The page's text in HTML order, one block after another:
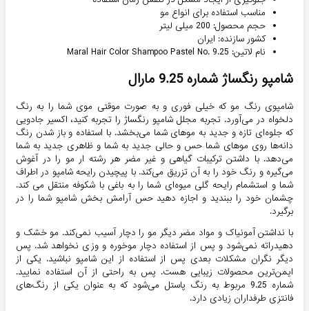
مناسب استفاده برای انواع مو
حجم محصول: 200 میلی لیتر
کشور سازنده: ایران
نام لاتین: Maral Hair Color Shampoo Pastel No. 9.25
شامپو رنگساژ شماره 9.25 مارال
شامپوی رنگ مو که خیلی فوری و به صورت موقتی موی شما را به رنگ
دلخواه در می‌آورد. تجربه مجلل شامپو رنگساژ را تجربه کنید، اکسیر جادویی
که جلوه‌ای تازه و جدید به موهای شما می‌بخشد. با استفاده و باز شدن رنگ
دانه‌ها روی موهای شما حس و حالی جدید به شما و ظاهری جدید به شما
می‌دهد. با داشتن ترکیبات گیاهی و غیر مضر هر رشته ار مو را در آغوش
می‌گیره و رنگ خود را به آن تزریق می‌کند. با پیچیدن رایحه شامپو در اطراف
شما و استشمام رایحه گلی میوه‌ای شما را به باغی با شکوفه منتقل می کند.
چشمان خود را ببندید و اجازه دهید حس آرامش بخش شامپو شما را در
برگیرد.
با نداشتن آمونیاک و مواد مضر دیگر مو را دچار آسیب نمی‌کند. مو خشک و
دهیدراته نمی‌شود و پس از استفاده دچار موخوره و وزی نخواهد شد. پس
دیگر نگران مشکلات بعدی پس از استفاده از این شامپو نباشید. یکی از
ایمن‌ترین محصولات زیبایی هست. پس به راحتی از آن استفاده نمایید.
شماره 9.25 مربوط به رنگ پاستل می‌شود که به عنوان یکی از رنگ‌های
فانتزی طرفداران زیادی دارد.